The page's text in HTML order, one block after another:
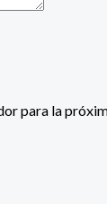
para la